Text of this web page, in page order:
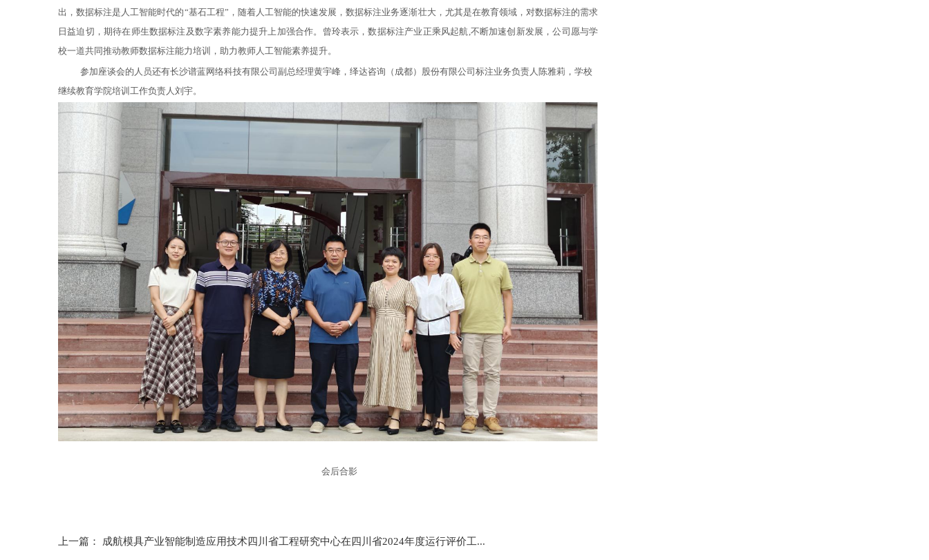
出，数据标注是人工智能时代的“基石工程”，随着人工智能的快速发展，数据标注业务逐渐壮大，尤其是在教育领域，对数据标注的需求
日益迫切，期待在师生数据标注及数字素养能力提升上加强合作。曾玲表示，数据标注产业正乘风起航,不断加速创新发展，公司愿与学
校一道共同推动教师数据标注能力培训，助力教师人工智能素养提升。
参加座谈会的人员还有长沙谱蓝网络科技有限公司副总经理黄宇峰，绎达咨询（成都）股份有限公司标注业务负责人陈雅莉，学校
继续教育学院培训工作负责人刘宇。
会后合影
上一篇： 成航模具产业智能制造应用技术四川省工程研究中心在四川省2024年度运行评价工...